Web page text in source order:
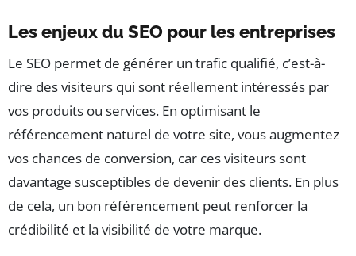
Les enjeux du SEO pour les entreprises
Le SEO permet de générer un trafic qualifié, c’est-à-
dire des visiteurs qui sont réellement intéressés par
vos produits ou services. En optimisant le
référencement naturel de votre site, vous augmentez
vos chances de conversion, car ces visiteurs sont
davantage susceptibles de devenir des clients. En plus
de cela, un bon référencement peut renforcer la
crédibilité et la visibilité de votre marque.